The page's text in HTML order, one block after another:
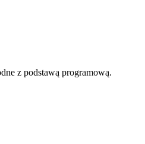
z podstawą programową.